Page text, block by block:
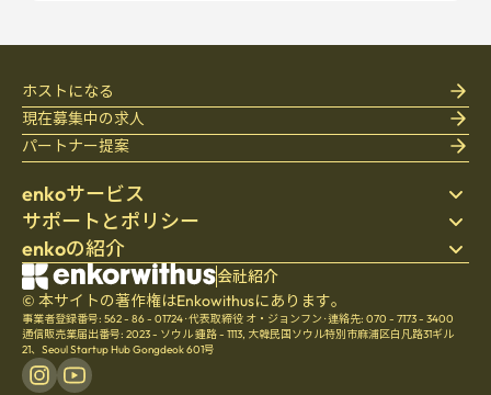
enkoサービス
ステイ先を探す
寝具
ブログ
ヘルプセンター
サポートとポリシー
個人情報保護方針
利用規約
キャンセル・返金ポリシー
enkoの紹介
会社紹介
採用
チームの文化
ホストになる
現在募集中の求人
パートナー提案
会社紹介
© 本サイトの著作権はEnkowithusにあります。
事業者登録番号: 562 - 86 - 01724·代表取締役 オ・ジョンフン ·連絡先: 070 - 7173 - 3400
通信販売業届出番号: 2023 - ソウル 鍾路 - 1113, 大韓民国ソウル特別市麻浦区白凡路31ギル
21、Seoul Startup Hub Gongdeok 601号